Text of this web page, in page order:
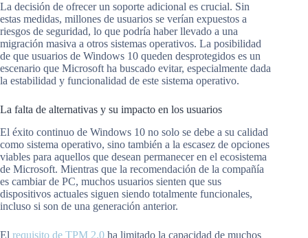
La decisión de ofrecer un soporte adicional es crucial. Sin
estas medidas, millones de usuarios se verían expuestos a
riesgos de seguridad, lo que podría haber llevado a una
migración masiva a otros sistemas operativos. La posibilidad
de que usuarios de Windows 10 queden desprotegidos es un
escenario que Microsoft ha buscado evitar, especialmente dada
la estabilidad y funcionalidad de este sistema operativo.
La falta de alternativas y su impacto en los usuarios
El éxito continuo de Windows 10 no solo se debe a su calidad
como sistema operativo, sino también a la escasez de opciones
viables para aquellos que desean permanecer en el ecosistema
de Microsoft. Mientras que la recomendación de la compañía
es cambiar de PC, muchos usuarios sienten que sus
dispositivos actuales siguen siendo totalmente funcionales,
incluso si son de una generación anterior.
El requisito de TPM 2.0 ha limitado la capacidad de muchos